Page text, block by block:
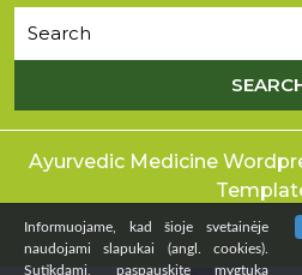
Ayurvedic Medicine
Informuojame, kad šioje svetainėje
naudojami slapukai (angl. cookies).
Sutikdami, paspauskite mygtuką